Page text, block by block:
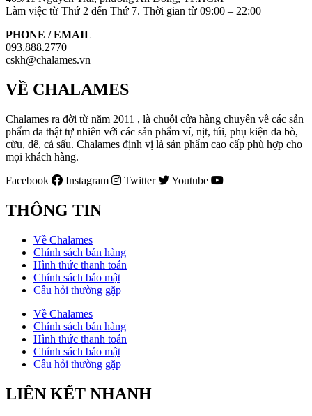
Làm việc từ Thứ 2 đến Thứ 7. Thời gian từ 09:00 – 22:00
PHONE / EMAIL
093.888.2770
cskh@chalames.vn
VỀ CHALAMES
Chalames ra đời từ năm 2011 , là chuỗi cửa hàng chuyên về các sản
phẩm da thật tự nhiên với các sản phẩm ví, nịt, túi, phụ kiện da bò,
cừu, dê, cá sấu. Chalames định vị là sản phẩm cao cấp phù hợp cho
mọi khách hàng.
Facebook
Instagram Twitter Youtube
THÔNG TIN
Về Chalames
Chính sách bán hàng
Hình thức thanh toán
Chính sách bảo mật
Câu hỏi thường gặp
Về Chalames
Chính sách bán hàng
Hình thức thanh toán
Chính sách bảo mật
Câu hỏi thường gặp
LIÊN KẾT NHANH